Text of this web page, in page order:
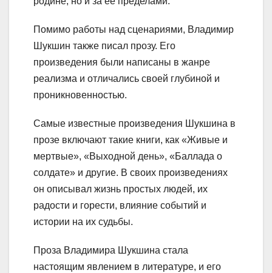
Помимо работы над сценариями, Владимир
Шукшин также писал прозу. Его
произведения были написаны в жанре
реализма и отличались своей глубиной и
проникновенностью.
Самые известные произведения Шукшина в
прозе включают такие книги, как «Живые и
мертвые», «Выходной день», «Баллада о
солдате» и другие. В своих произведениях
он описывал жизнь простых людей, их
радости и горести, влияние событий и
истории на их судьбы.
Проза Владимира Шукшина стала
настоящим явлением в литературе, и его